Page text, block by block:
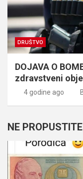
DRUŠTVO
DOJAVA O
zdravstveni
4 godine ago
NE PROPUSTITE